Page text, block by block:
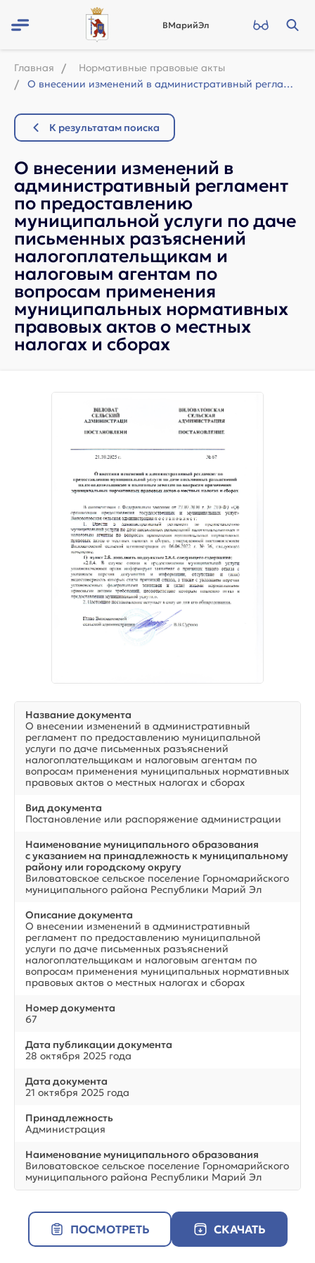
ВМарийЭл
Главная
Нормативные правовые акты
О внесении изменений в административный регламент по предоставлению муниципально...
К результатам поиска
О внесении изменений в
административный регламент
по предоставлению
муниципальной услуги по даче
письменных разъяснений
налогоплательщикам и
налоговым агентам по
вопросам применения
муниципальных нормативных
правовых актов о местных
налогах и сборах
Название документа
О внесении изменений в административный
регламент по предоставлению муниципальной
услуги по даче письменных разъяснений
налогоплательщикам и налоговым агентам по
вопросам применения муниципальных нормативных
правовых актов о местных налогах и сборах
Вид документа
Постановление или распоряжение администрации
Наименование муниципального образования
с указанием на принадлежность к муниципальному
району или городскому округу
Виловатовское сельское поселение Горномарийского
муниципального района Республики Марий Эл
Описание документа
О внесении изменений в административный
регламент по предоставлению муниципальной
услуги по даче письменных разъяснений
налогоплательщикам и налоговым агентам по
вопросам применения муниципальных нормативных
правовых актов о местных налогах и сборах
Номер документа
67
Дата публикации документа
28 октября 2025 года
Дата документа
21 октября 2025 года
Принадлежность
Администрация
Наименование муниципального образования
Виловатовское сельское поселение Горномарийского
муниципального района Республики Марий Эл
ПОСМОТРЕТЬ СКАЧАТЬ